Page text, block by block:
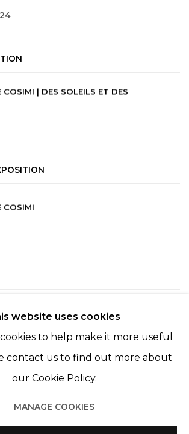
COSIMI | DES SOLEILS ET DES
COSIMI
RETOUR
website uses cookies
cookies to help make it more useful
contact us to find out more about
our Cookie Policy.
MANAGE COOKIES